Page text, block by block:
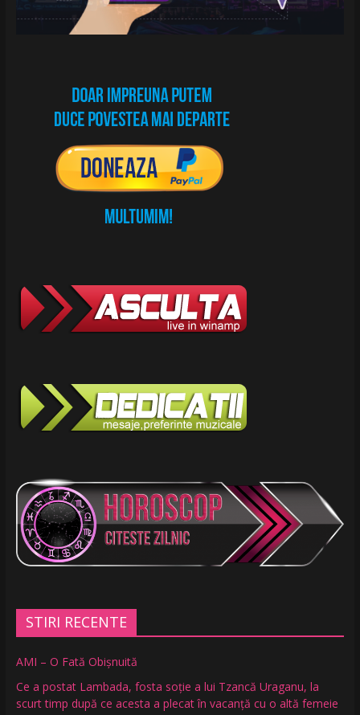
STIRI RECENTE
AMI – O Fată Obişnuită
Ce a postat Lambada, fosta soție a lui Tzancă Uraganu, la
scurt timp după ce acesta a plecat în vacanță cu o altă femeie